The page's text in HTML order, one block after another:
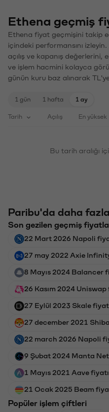
Ethena geçmiş
Ethena fiyat geçmişini takip
içindeki performansını
açılış ve kapanış değerlerini,
ve işlem hacmini kolayca
günün kuru baz alınarak
1 gün 1 hafta 1 ay
Tarih Açılış En yüksek
Bu tarih aralığı
Paribu'da daha
Son gezilen geçmiş
22 Mart 2026 Napoli
27 may 2022 Axie
8 Mayıs 2024 Balancer
26 Kasım 2024 Uniswap
27 Eylül 2023 Skale
27 december 2021
22 march 2026 Napoli
9 Şubat 2024 Manta
1 Mayıs 2021 Aave fiyatı
21 Ocak 2025 Beam
Popüler işlem çiftleri